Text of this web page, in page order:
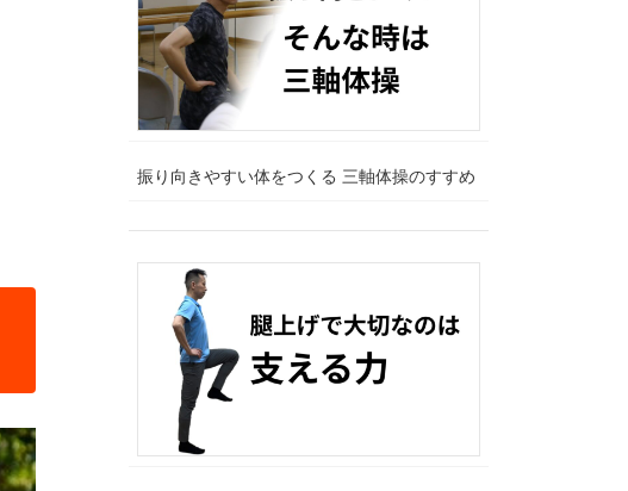
振り向きやすい体をつくる 三軸体操のすすめ